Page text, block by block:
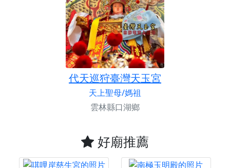
代天巡狩臺灣天玉宮
天上聖母/媽祖
雲林縣口湖鄉
好廟推薦